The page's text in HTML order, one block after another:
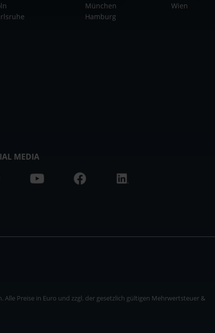
München
Hamburg
Wien
MEDIA
Preise in Euro und zzgl. der gesetzlich gültigen Mehrwertsteuer &